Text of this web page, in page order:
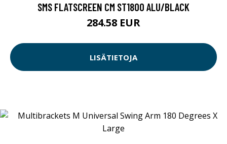
SMS FLATSCREEN CM ST1800 ALU/BLACK
284.58 EUR
LISÄTIETOJA